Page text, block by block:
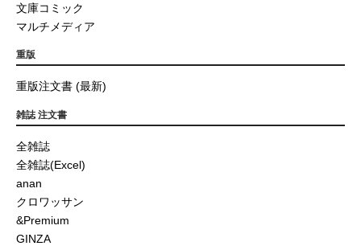
文庫コミック
マルチメディア
重版
重版注文書 (最新)
雑誌 注文書
全雑誌
全雑誌(Excel)
anan
クロワッサン
&Premium
GINZA